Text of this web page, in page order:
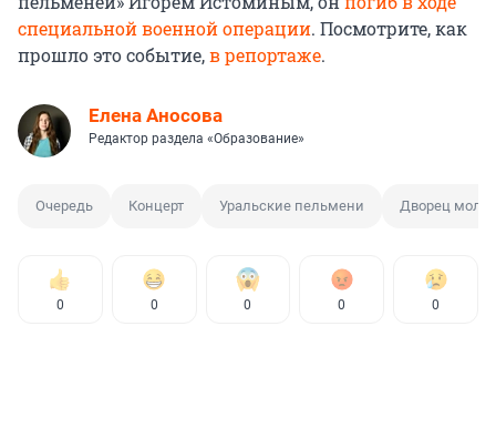
специальной военной операции. Посмотрите, как
прошло это событие,в репортаже.
Елена Аносова
Редактор раздела «Образование»
Очередь Концерт Уральские пельмени Дворец
0 0 0 0 0